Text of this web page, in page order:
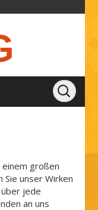
großen
Sie unser Wirken
jede
an uns